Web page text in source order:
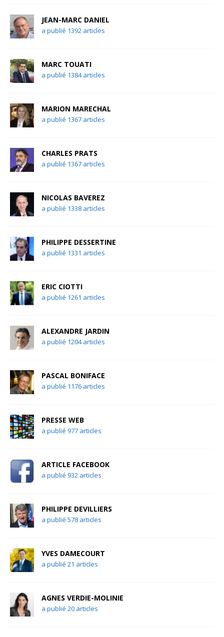
JEAN-MARC DANIEL
a publié 1392 articles
MARC TOUATI
a publié 1384 articles
MARION MARECHAL
a publié 1367 articles
CHARLES PRATS
a publié 1367 articles
NICOLAS BAVEREZ
a publié 1338 articles
PHILIPPE DESSERTINE
a publié 1331 articles
ERIC CIOTTI
a publié 1261 articles
ALEXANDRE JARDIN
a publié 1204 articles
PASCAL BONIFACE
a publié 1176 articles
PRESSE WEB
a publié 977 articles
ARTICLE FACEBOOK
a publié 932 articles
PHILIPPE DEVILLIERS
a publié 578 articles
YVES DAMECOURT
a publié 21 articles
AGNES VERDIE-MOLINIE
a publié 20 articles